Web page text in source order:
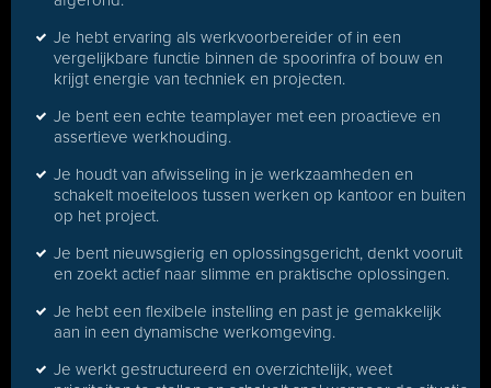
Je hebt ervaring als werkvoorbereider of in een
vergelijkbare functie binnen de spoorinfra of bouw en
krijgt energie van techniek en projecten.
Je bent een echte teamplayer met een proactieve en
assertieve werkhouding.
Je houdt van afwisseling in je werkzaamheden en
schakelt moeiteloos tussen werken op kantoor en buiten
op het project.
Je bent nieuwsgierig en oplossingsgericht, denkt vooruit
en zoekt actief naar slimme en praktische oplossingen.
Je hebt een flexibele instelling en past je gemakkelijk
aan in een dynamische werkomgeving.
Je werkt gestructureerd en overzichtelijk, weet